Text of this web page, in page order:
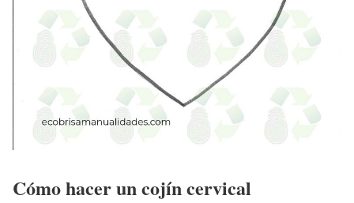
Cómo hacer un cojín cervical